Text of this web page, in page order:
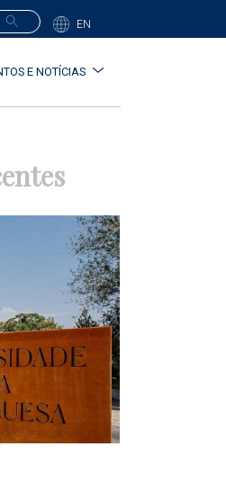
EN
E NOTÍCIAS